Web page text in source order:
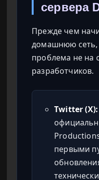
сервера
Прежде чем
домашнюю сеть,
проблема не на
разработчиков.
Twitter (X):
первыми